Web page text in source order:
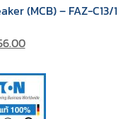
(MCB) – FAZ-C13/1
Current
is:
฿456.00.